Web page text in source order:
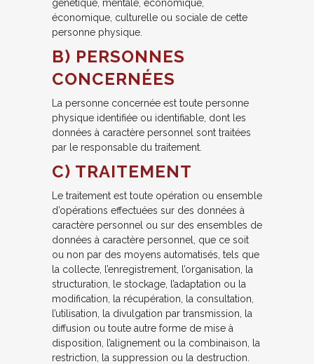
génétique, mentale, économique,
économique, culturelle ou sociale de cette
personne physique.
B) PERSONNES
CONCERNÉES
La personne concernée est toute personne
physique identifiée ou identifiable, dont les
données à caractère personnel sont traitées
par le responsable du traitement.
C) TRAITEMENT
Le traitement est toute opération ou ensemble
d’opérations effectuées sur des données à
caractère personnel ou sur des ensembles de
données à caractère personnel, que ce soit
ou non par des moyens automatisés, tels que
la collecte, l’enregistrement, l’organisation, la
structuration, le stockage, l’adaptation ou la
modification, la récupération, la consultation,
l’utilisation, la divulgation par transmission, la
diffusion ou toute autre forme de mise à
disposition, l’alignement ou la combinaison, la
restriction, la suppression ou la destruction.